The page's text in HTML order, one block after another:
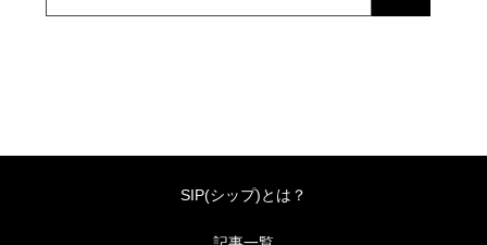
SIP(シップ)とは？